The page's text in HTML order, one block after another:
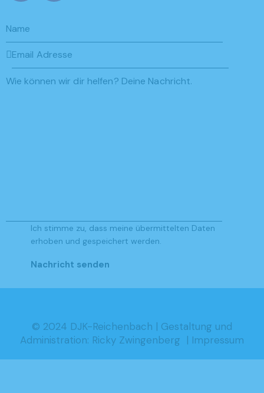
Ich stimme zu, dass meine übermittelten Daten
erhoben und gespeichert werden.
© 2024 DJK-Reichenbach | Gestaltung und
Administration: Ricky Zwingenberg | Impressum